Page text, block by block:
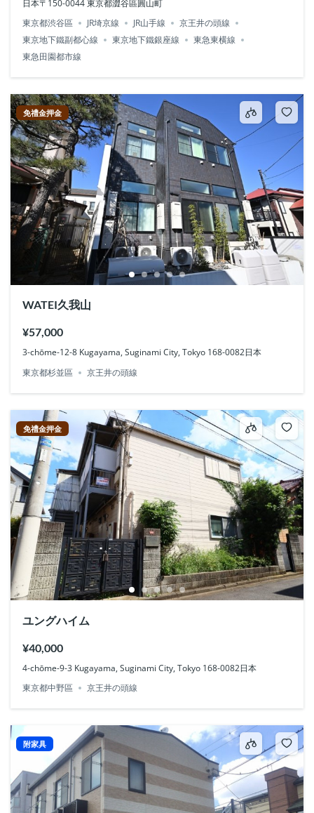
日本〒150-0044 東京都澀谷區圓山町
東京都渋谷區
JR埼京線 JR山手線
京王井の頭線
東京地下鐵副都心線
東京地下鐵銀座線
東急東横線
東急田園都市線
免禮金押金
WATEI久我山
¥57,000
3-chōme-12-8 Kugayama, Suginami City, Tokyo 168-0082日本
東京都杉並區
京王井の頭線
免禮金押金
ユングハイム
¥40,000
4-chōme-9-3 Kugayama, Suginami City, Tokyo 168-0082日本
東京都中野區
京王井の頭線
附家具